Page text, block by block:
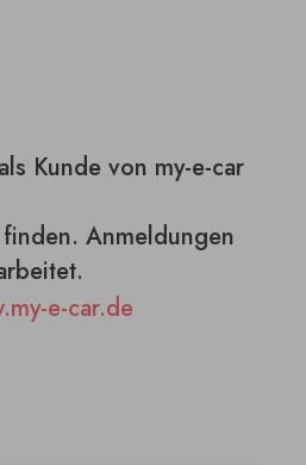
Kunde von my-e-car
Anmeldungen
e-car.de